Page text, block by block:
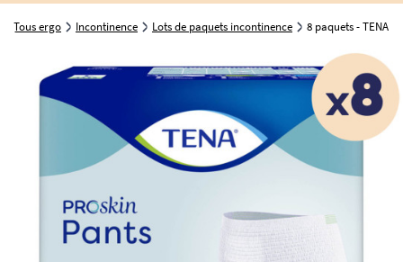
Tous ergo Incontinence Lots de paquets incontinence 8 paquets - TENA